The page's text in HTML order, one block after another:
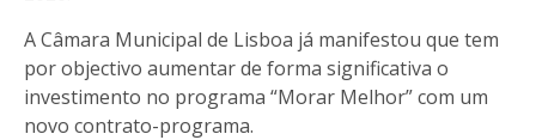
A Câmara Municipal de Lisboa já manifestou que tem
por objectivo aumentar de forma significativa o
investimento no programa “Morar Melhor” com um
novo contrato-programa.